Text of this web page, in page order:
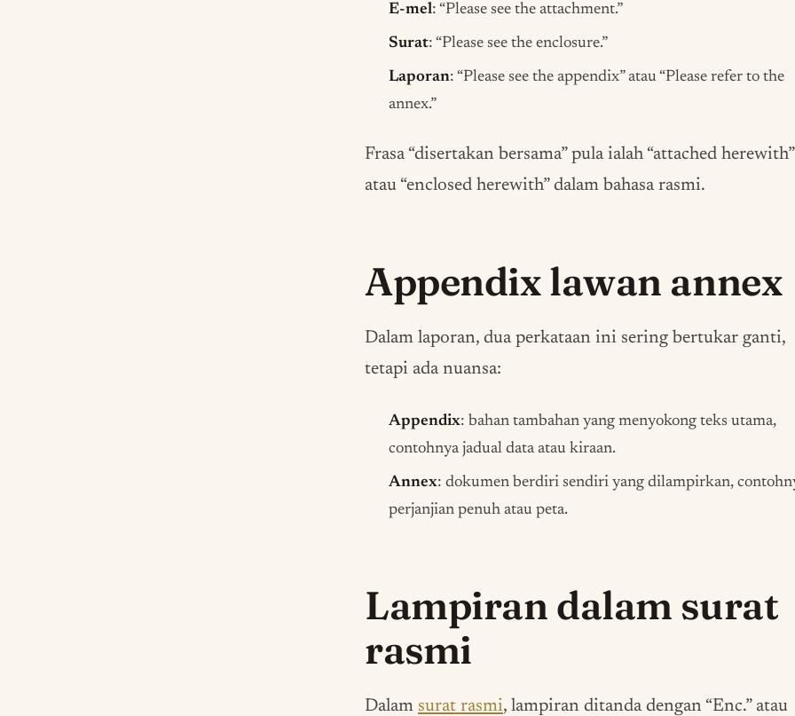
E-mel: “Please see the attachment.”
Surat: “Please see the enclosure.”
Laporan: “Please see the appendix” atau “Please refer to the
annex.”
Frasa “disertakan bersama” pula ialah “attached herewith”
atau “enclosed herewith” dalam bahasa rasmi.
Appendix lawan annex
Dalam laporan, dua perkataan ini sering bertukar ganti,
tetapi ada nuansa:
Appendix: bahan tambahan yang menyokong teks utama,
contohnya jadual data atau kiraan.
Annex: dokumen berdiri sendiri yang dilampirkan,
perjanjian penuh atau peta.
Lampiran dalam surat
rasmi
Dalam surat rasmi, lampiran ditanda dengan “Enc.” atau